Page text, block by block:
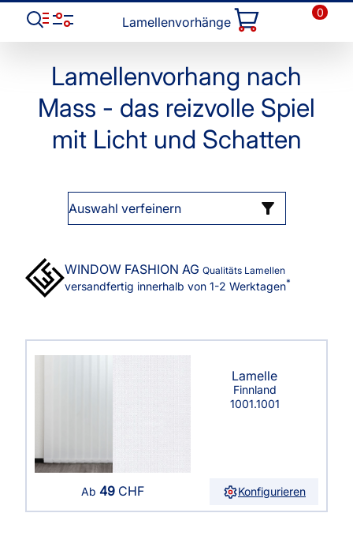
Lamellenvorhänge
0
Lamellenvorhang nach
Mass - das reizvolle Spiel
mit Licht und Schatten
Auswahl verfeinern
WINDOW FASHION AG Qualitäts Lamellen
versandfertig innerhalb von 1-2 Werktagen*
Lamelle
Finnland
1001.1001
Ab 49 CHF Konfigurieren